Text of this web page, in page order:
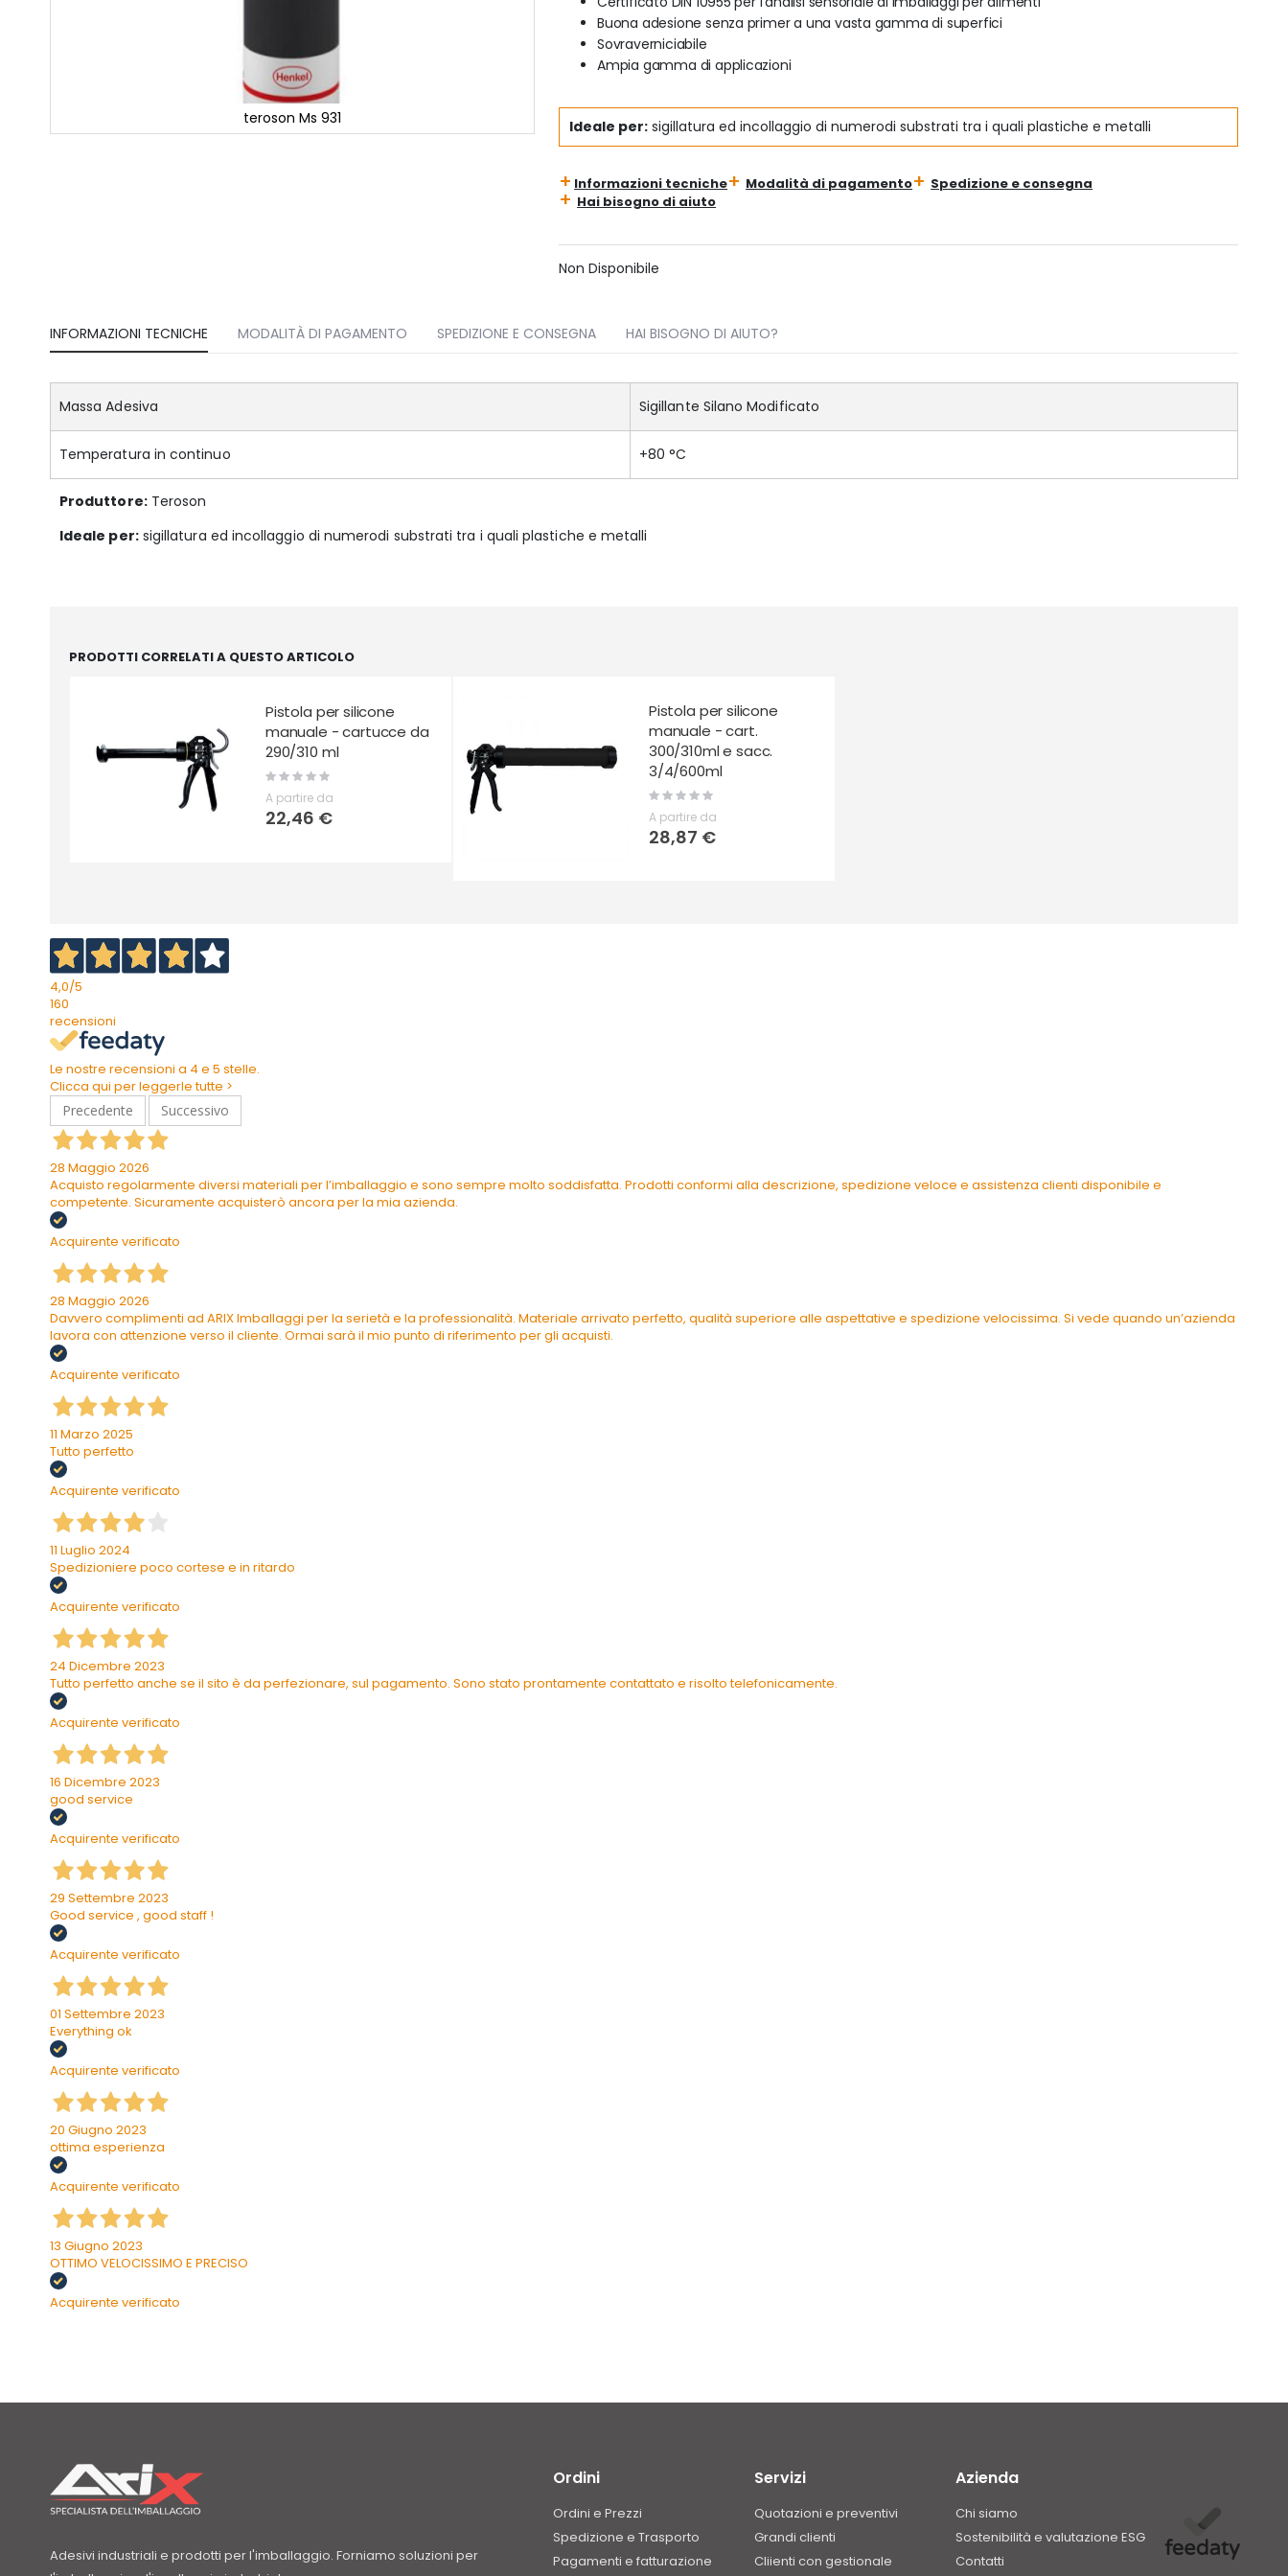
teroson Ms 931
Buona adesione senza primer a una vasta gamma di superfici
Sovraverniciabile
Ampia gamma di applicazioni
Ideale per: sigillatura ed incollaggio di numerodi substrati tra i quali plastiche e metalli
Informazioni tecniche Modalità di pagamento
Spedizione e consegna
Hai bisogno di aiuto
Non Disponibile
INFORMAZIONI TECNICHE
Massa Adesiva Sigillante Silano Modificato
Temperatura in continuo +80 °C
Produttore:Teroson
Ideale per:sigillatura ed incollaggio di numerodi substrati tra i quali plastiche e metalli
MODALITÀ DI PAGAMENTO SPEDIZIONE E CONSEGNA HAI BISOGNO DI AIUTO?
PRODOTTI CORRELATI A QUESTO ARTICOLO
Pistola per silicone
manuale - cartucce da
290/310 ml
Rating:
0%
A partire da
22,46 €
Pistola per silicone
manuale - cart.
300/310ml e sacc.
3/4/600ml
Rating:
0%
A partire da
28,87 €
4,0/5
160
recensioni
Le nostre recensioni a 4 e 5 stelle.
Clicca qui per leggerle tutte >
Precedente
Successivo
28 Maggio 2026
Acquisto regolarmente diversi materiali per l’imballaggio e sono sempre molto soddisfatta. Prodotti conformi alla descrizione, spedizione veloce e assistenza clienti disponibile e
competente. Sicuramente acquisterò ancora per la mia azienda.
Acquirente verificato
28 Maggio 2026
Davvero complimenti ad ARIX Imballaggi per la serietà e la professionalità. Materiale arrivato perfetto, qualità superiore alle aspettative e spedizione velocissima. Si vede quando un’azienda
lavora con attenzione verso il cliente. Ormai sarà il mio punto di riferimento per gli acquisti.
Acquirente verificato
11 Marzo 2025
Tutto perfetto
Acquirente verificato
11 Luglio 2024
Spedizioniere poco cortese e in ritardo
Acquirente verificato
24 Dicembre 2023
Tutto perfetto anche se il sito è da perfezionare, sul pagamento. Sono stato prontamente contattato e risolto telefonicamente.
Acquirente verificato
16 Dicembre 2023
good service
Acquirente verificato
29 Settembre 2023
Good service , good staff !
Acquirente verificato
01 Settembre 2023
Everything ok
Acquirente verificato
20 Giugno 2023
ottima esperienza
Acquirente verificato
13 Giugno 2023
OTTIMO VELOCISSIMO E PRECISO
Acquirente verificato
Adesivi industriali e prodotti per l'imballaggio. Forniamo soluzioni per
Ordini
Ordini e Prezzi
Spedizione e Trasporto
Pagamenti e fatturazione
Servizi
Quotazioni e preventivi
Grandi clienti
Cliienti con gestionale
Azienda
Chi siamo
Sostenibilità e valutazione ESG
Contatti